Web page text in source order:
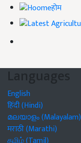
होम
Languages
English
हिंदी (Hindi)
മലയാളം (Malayalam)
मराठी (Marathi)